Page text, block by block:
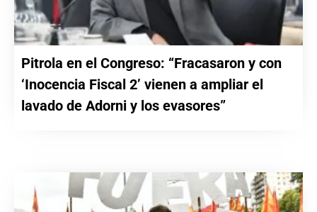
Pitrola en el Congreso: “Fracasaron y con
‘Inocencia Fiscal 2’ vienen a ampliar el
lavado de Adorni y los evasores”